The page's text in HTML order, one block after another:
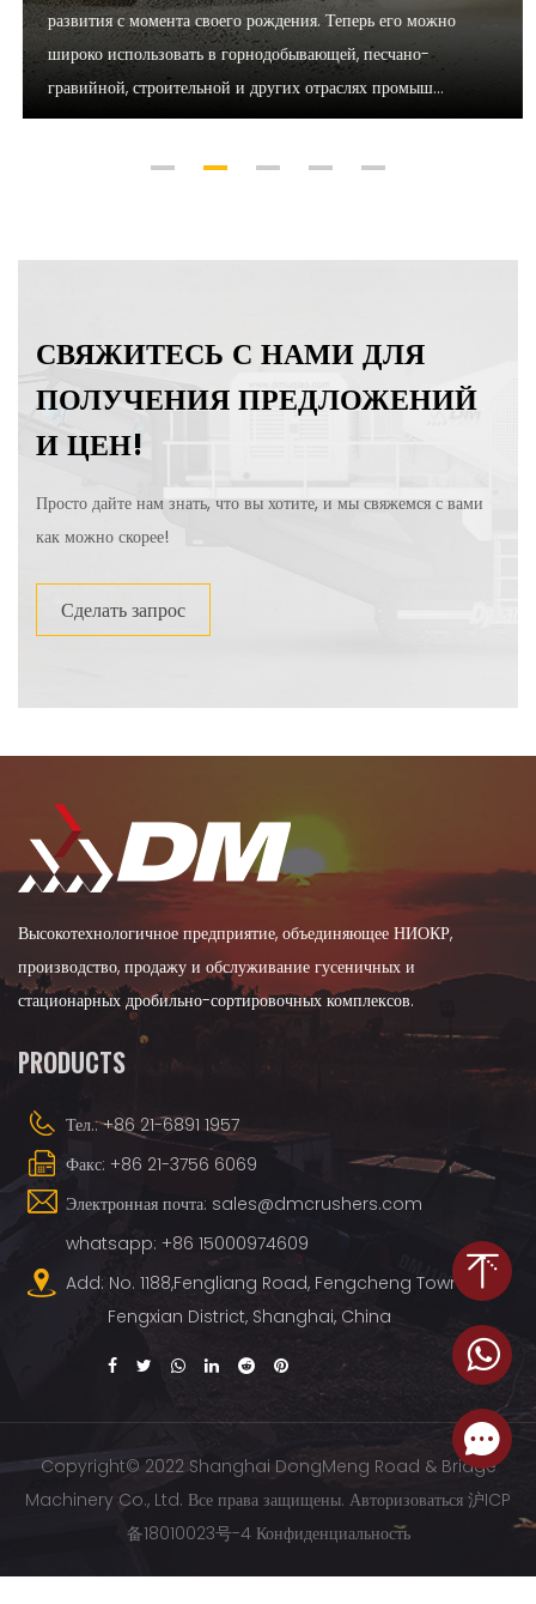
развития с момента своего рождения. Теперь его можно
широко использовать в горнодобывающей, песчано-
гравийной, строительной и других отраслях промыш...
СВЯЖИТЕСЬ С НАМИ ДЛЯ
ПОЛУЧЕНИЯ ПРЕДЛОЖЕНИЙ
И ЦЕН!
Просто дайте нам знать, что вы хотите, и мы свяжемся с вами
как можно скорее!
Сделать запрос
Высокотехнологичное предприятие, объединяющее НИОКР,
производство, продажу и обслуживание гусеничных и
стационарных дробильно-сортировочных комплексов.
PRODUCTS
Тел.: +86 21-6891 1957
Факс: +86 21-3756 6069
Электронная почта: sales@dmcrushers.com
whatsapp: +86 15000974609
Add: No. 1188,Fengliang Road, Fengcheng Town,
Fengxian District, Shanghai, China
Copyright© 2022 Shanghai DongMeng Road & Bridge
Machinery Co., Ltd. Все права защищены. Авторизоваться 沪ICP
备18010023号-4 Конфиденциальность